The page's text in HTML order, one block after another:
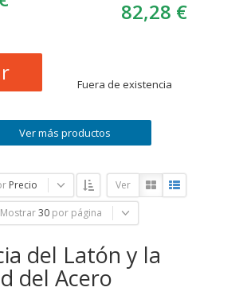
82,28 €
Fuera de existencia
Ver más productos
Precio Ver
Mostrar 30 por página
del Latón y la
del Acero